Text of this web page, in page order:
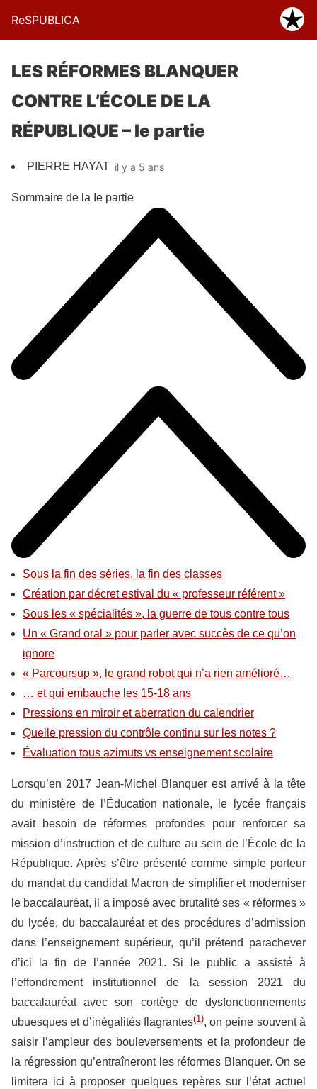
ReSPUBLICA
LES RÉFORMES BLANQUER
CONTRE L’ÉCOLE DE LA
RÉPUBLIQUE – Ie partie
PIERRE HAYAT il y a 5 ans
Sommaire de la Ie partie
Sous la fin des séries, la fin des classes
Création par décret estival du « professeur référent »
Sous les « spécialités », la guerre de tous contre tous
Un « Grand oral » pour parler avec succès de ce qu’on
ignore
« Parcoursup », le grand robot qui n’a rien amélioré…
… et qui embauche les 15-18 ans
Pressions en miroir et aberration du calendrier
Quelle pression du contrôle continu sur les notes ?
Évaluation tous azimuts vs enseignement scolaire
Lorsqu’en 2017 Jean-Michel Blanquer est arrivé à la tête
du ministère de l’Éducation nationale, le lycée français
avait besoin de réformes profondes pour renforcer sa
mission d’instruction et de culture au sein de l’École de la
République. Après s’être présenté comme simple porteur
du mandat du candidat Macron de simplifier et moderniser
le baccalauréat, il a imposé avec brutalité ses « réformes »
du lycée, du baccalauréat et des procédures d’admission
dans l’enseignement supérieur, qu’il prétend parachever
d’ici la fin de l’année 2021. Si le public a assisté à
l’effondrement institutionnel de la session 2021 du
baccalauréat avec son cortège de dysfonctionnements
ubuesques et d’inégalités flagrantes(1), on peine souvent à
saisir l’ampleur des bouleversements et la profondeur de
la régression qu’entraîneront les réformes Blanquer. On se
limitera ici à proposer quelques repères sur l’état actuel